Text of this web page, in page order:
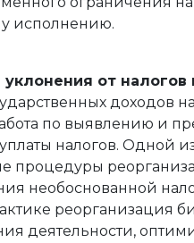
исполнению.
от
доходов
по выявлению и
налогов. Одной
процедуры
необоснованной
реорганизация
деятельности,